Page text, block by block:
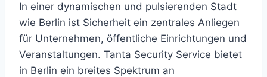
In einer dynamischen und pulsierenden Stadt
wie Berlin ist Sicherheit ein zentrales Anliegen
für Unternehmen, öffentliche Einrichtungen und
Veranstaltungen. Tanta Security Service bietet
in Berlin ein breites Spektrum an